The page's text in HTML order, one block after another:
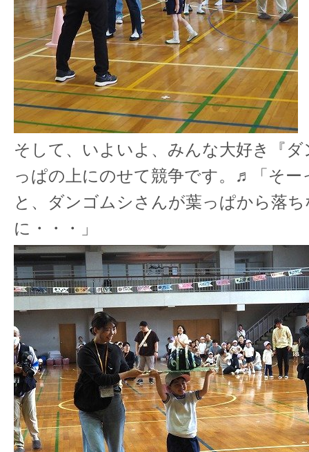
そして、いよいよ、みんな大好き『
っぱの上にのせて競争です。♬「そー
と、ダンゴムシさんが葉っぱから落
に・・・」